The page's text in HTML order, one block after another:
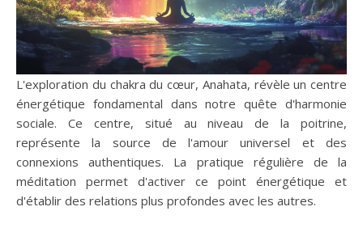
L'exploration du chakra du cœur, Anahata, révèle un centre
énergétique fondamental dans notre quête d'harmonie
sociale. Ce centre, situé au niveau de la poitrine,
représente la source de l'amour universel et des
connexions authentiques. La pratique régulière de la
méditation permet d'activer ce point énergétique et
d'établir des relations plus profondes avec les autres.